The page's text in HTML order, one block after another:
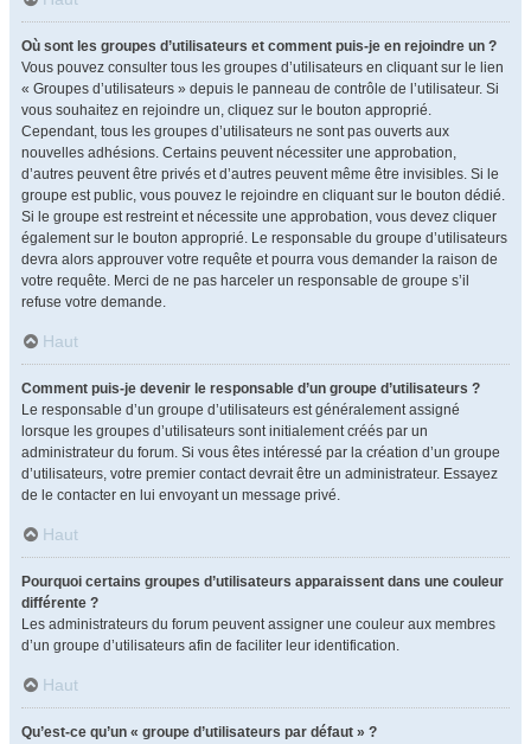
Où sont les groupes d’utilisateurs et comment puis-je en rejoindre un ?
Vous pouvez consulter tous les groupes d’utilisateurs en cliquant sur le lien
« Groupes d’utilisateurs » depuis le panneau de contrôle de l’utilisateur. Si
vous souhaitez en rejoindre un, cliquez sur le bouton approprié.
Cependant, tous les groupes d’utilisateurs ne sont pas ouverts aux
nouvelles adhésions. Certains peuvent nécessiter une approbation,
d’autres peuvent être privés et d’autres peuvent même être invisibles. Si le
groupe est public, vous pouvez le rejoindre en cliquant sur le bouton dédié.
Si le groupe est restreint et nécessite une approbation, vous devez cliquer
également sur le bouton approprié. Le responsable du groupe d’utilisateurs
devra alors approuver votre requête et pourra vous demander la raison de
votre requête. Merci de ne pas harceler un responsable de groupe s’il
refuse votre demande.
Haut
Comment puis-je devenir le responsable d’un groupe d’utilisateurs ?
Le responsable d’un groupe d’utilisateurs est généralement assigné
lorsque les groupes d’utilisateurs sont initialement créés par un
administrateur du forum. Si vous êtes intéressé par la création d’un groupe
d’utilisateurs, votre premier contact devrait être un administrateur. Essayez
de le contacter en lui envoyant un message privé.
Haut
Pourquoi certains groupes d’utilisateurs apparaissent dans une couleur
différente ?
Les administrateurs du forum peuvent assigner une couleur aux membres
d’un groupe d’utilisateurs afin de faciliter leur identification.
Haut
Qu’est-ce qu’un « groupe d’utilisateurs par défaut » ?